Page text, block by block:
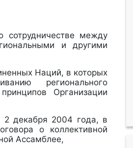
сотрудничестве между
и другими
Наций, в которых
регионального
Организации
2 декабря 2004 года, в
о коллективной
Ассамблее,